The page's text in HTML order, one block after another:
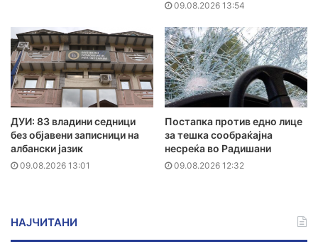
09.08.2026 13:54
ДУИ: 83 владини седници
без објавени записници на
албански јазик
09.08.2026 13:01
Постапка против едно лице
за тешка сообраќајна
несреќа во Радишани
09.08.2026 12:32
НАЈЧИТАНИ